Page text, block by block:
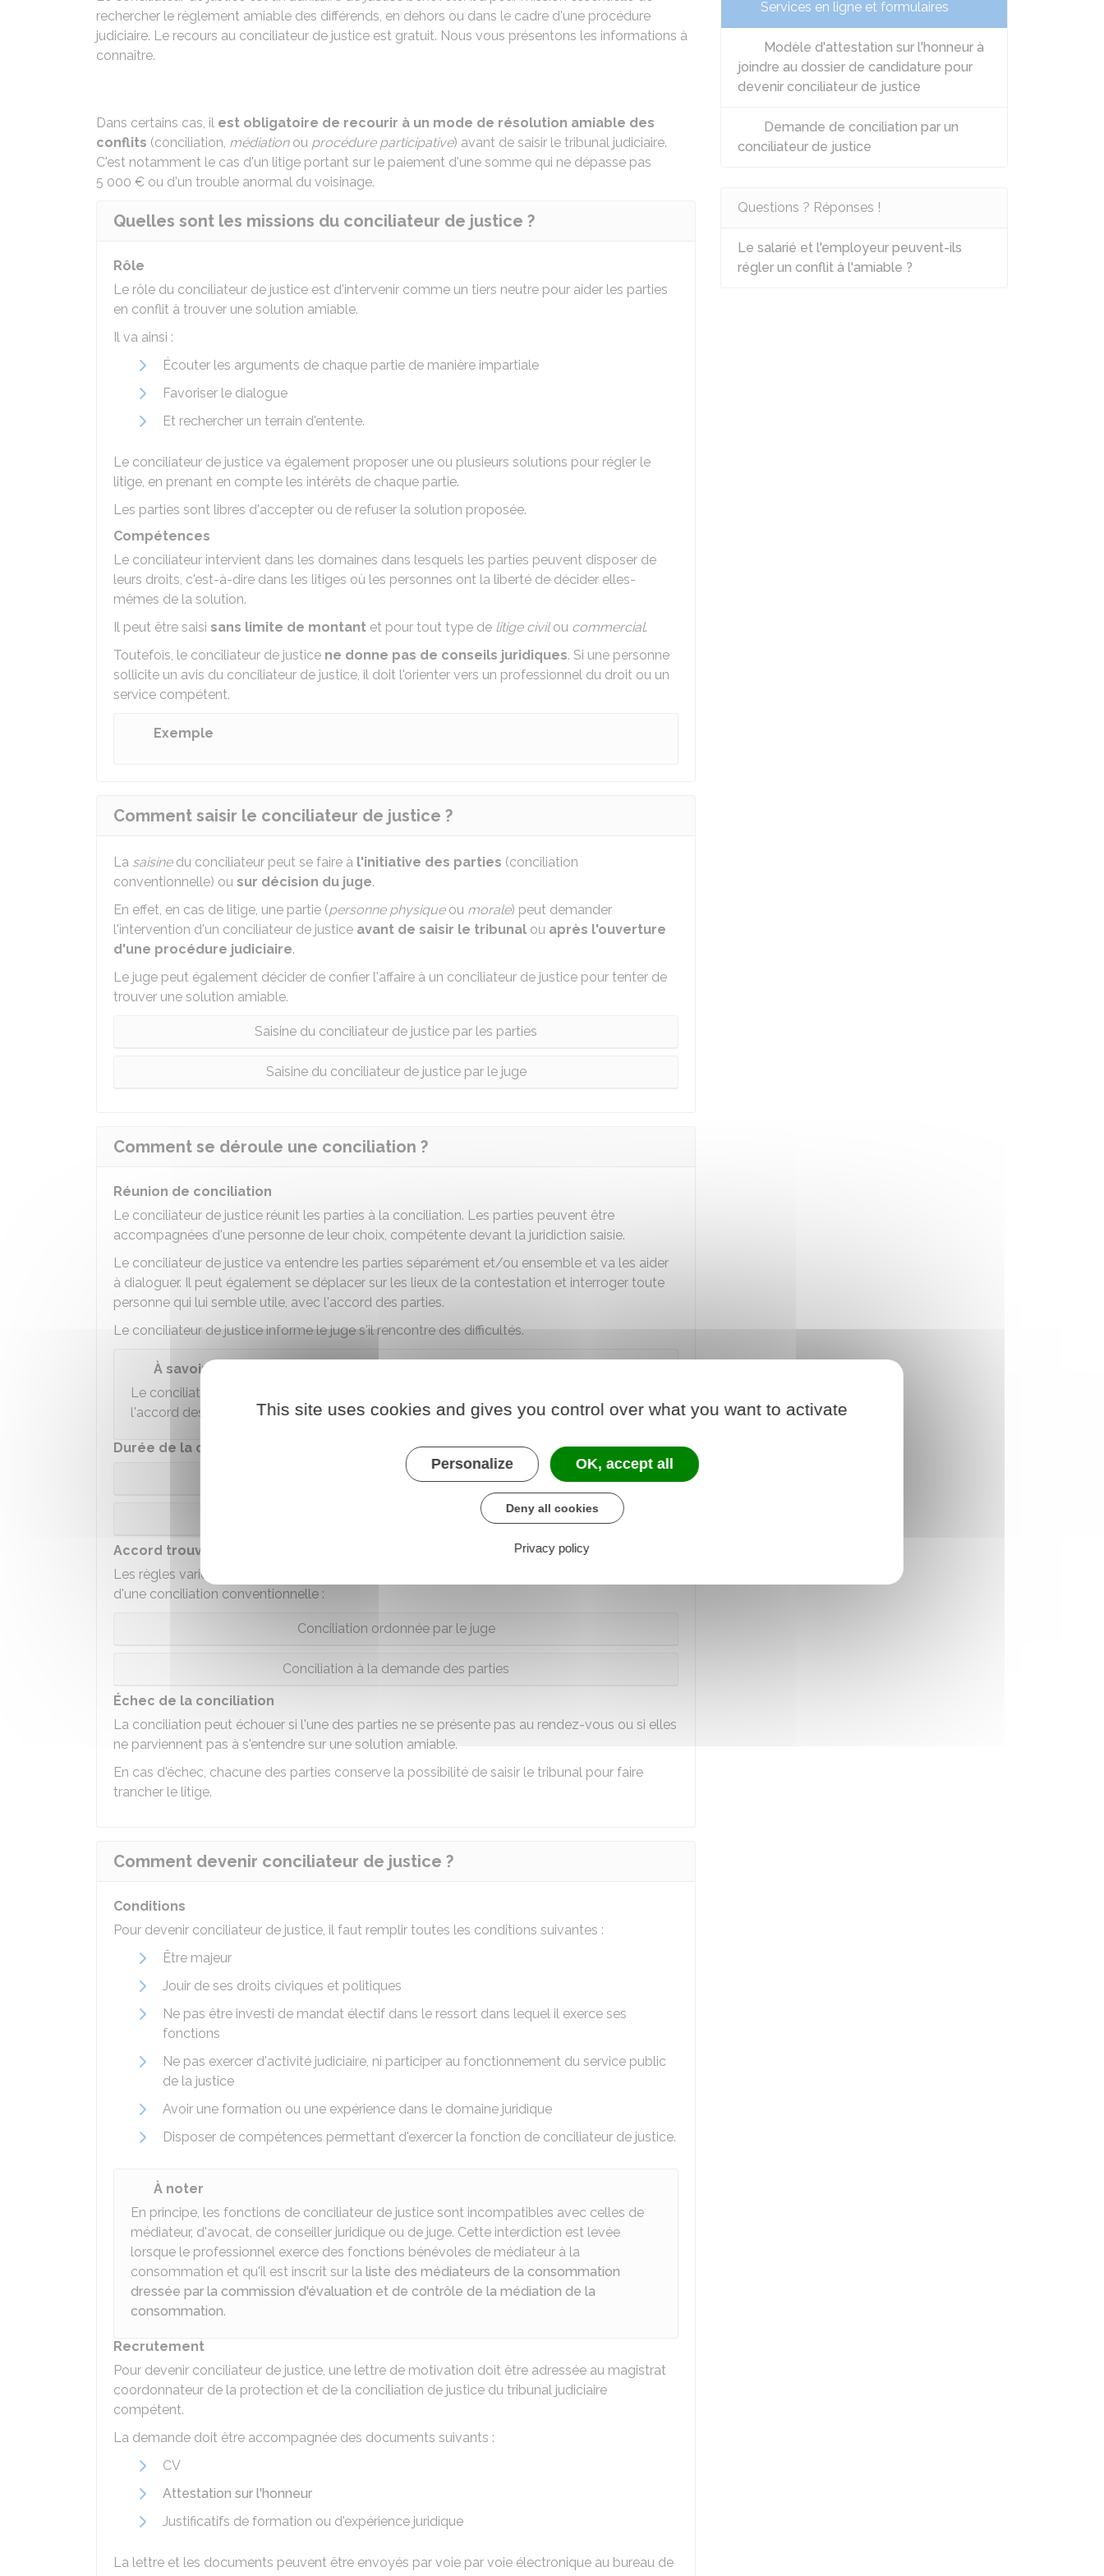
rechercher le règlement amiable des différends, en dehors ou dans le cadre d'une procédure
judiciaire. Le recours au conciliateur de justice est gratuit. Nous vous présentons les informations à
connaître.
Dans certains cas, il est obligatoire de recourir à un mode de résolution amiable des
conflits (conciliation, médiationou procédure participative) avant de saisir le tribunal judiciaire.
C'est notamment le cas d'un litige portant sur le paiement d'une somme qui ne dépasse pas
5 000 € ou d'un trouble anormal du voisinage.
Quelles sont les missions du conciliateur de justice ?
Rôle
Le rôle du conciliateur de justice est d'intervenir comme un tiers neutre pour aider les parties
en conflit à trouver une solution amiable.
Il va ainsi :
Écouter les arguments de chaque partie de manière impartiale
Favoriser le dialogue
Et rechercher un terrain d'entente.
Le conciliateur de justice va également proposer une ou plusieurs solutions pour régler le
litige, en prenant en compte les intérêts de chaque partie.
Les parties sont libres d'accepter ou de refuser la solution proposée.
Compétences
Le conciliateur intervient dans les domaines dans lesquels les parties peuvent disposer de
leurs droits, c'est-à-dire dans les litiges où les personnes ont la liberté de décider elles-
mêmes de la solution.
Il peut être saisi sans limite de montant et pour tout type de litige civilou commercial.
Toutefois, le conciliateur de justice ne donne pas de conseils juridiques. Si une personne
sollicite un avis du conciliateur de justice, il doit l'orienter vers un professionnel du droit ou un
service compétent.
Exemple
Comment saisir le conciliateur de justice ?
La saisinedu conciliateur peut se faire à l'initiative des parties (conciliation
conventionnelle) ou sur décision du juge.
En effet, en cas de litige, une partie (personne physiqueou morale) peut demander
l'intervention d'un conciliateur de justice avant de saisir le tribunal ou après l'ouverture
d'une procédure judiciaire.
Le juge peut également décider de confier l'affaire à un conciliateur de justice pour tenter de
trouver une solution amiable.
Saisine du conciliateur de justice par les parties
Saisine du conciliateur de justice par le juge
Comment se déroule une conciliation ?
Réunion de conciliation
Le conciliateur de justice réunit les parties à la conciliation. Les parties peuvent être
accompagnées d'une personne de leur choix, compétente devant la juridiction saisie.
Le conciliateur de justice va entendre les parties séparément et/ou ensemble et va les aider
à dialoguer. Il peut également se déplacer sur les lieux de la contestation et interroger toute
personne qui lui semble utile, avec l'accord des parties.
Le conciliateur de justice informe le juge s'il rencontre des difficultés.
À savoir
Le conciliateur de justice ne peut révéler au juge le contenu des déclarations qu'avec
l'accord des parties.
Durée de la conciliation
Conciliation ordonnée par le juge
Conciliation à la demande des parties
Accord trouvé
Les règles varient selon que l'accord a été trouvé dans le cadre d'une conciliation judiciaire ou
d'une conciliation conventionnelle :
Conciliation ordonnée par le juge
Conciliation à la demande des parties
Échec de la conciliation
La conciliation peut échouer si l'une des parties ne se présente pas au rendez-vous ou si elles
ne parviennent pas à s'entendre sur une solution amiable.
En cas d'échec, chacune des parties conserve la possibilité de saisir le tribunal pour faire
trancher le litige.
Comment devenir conciliateur de justice ?
Conditions
Pour devenir conciliateur de justice, il faut remplir toutes les conditions suivantes :
Être majeur
Jouir de ses droits civiques et politiques
Ne pas être investi de mandat électif dans le ressort dans lequel il exerce ses
fonctions
Ne pas exercer d'activité judiciaire, ni participer au fonctionnement du service public
de la justice
Avoir une formation ou une expérience dans le domaine juridique
Disposer de compétences permettant d'exercer la fonction de conciliateur de justice.
À noter
En principe, les fonctions de conciliateur de justice sont incompatibles avec celles de
médiateur, d'avocat, de conseiller juridique ou de juge. Cette interdiction est levée
lorsque le professionnel exerce des fonctions bénévoles de médiateur à la
consommation et qu'il est inscrit sur la liste des médiateurs de la consommation
dressée par la commission d'évaluation et de contrôle de la médiation de la
consommation.
Recrutement
Pour devenir conciliateur de justice, une lettre de motivation doit être adressée au magistrat
coordonnateur de la protection et de la conciliation de justice du tribunal judiciaire
compétent.
La demande doit être accompagnée des documents suivants :
CV
Attestation sur l'honneur
Justificatifs de formation ou d'expérience juridique
La lettre et les documents peuvent être envoyés par voie par voie électronique au bureau de
Services en ligne et formulaires
Modèle d'attestation sur l'honneur à
joindre au dossier de candidature pour
devenir conciliateur de justice
Demande de conciliation par un
conciliateur de justice
Questions ? Réponses !
Le salarié et l'employeur peuvent-ils
régler un conflit à l'amiable ?
This site uses cookies and gives you control over what you want to activate
Personalize OK, accept all
Deny all cookies
Privacy policy